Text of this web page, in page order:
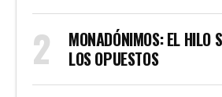
MONADÓNIMOS: EL HILO
LOS OPUESTOS